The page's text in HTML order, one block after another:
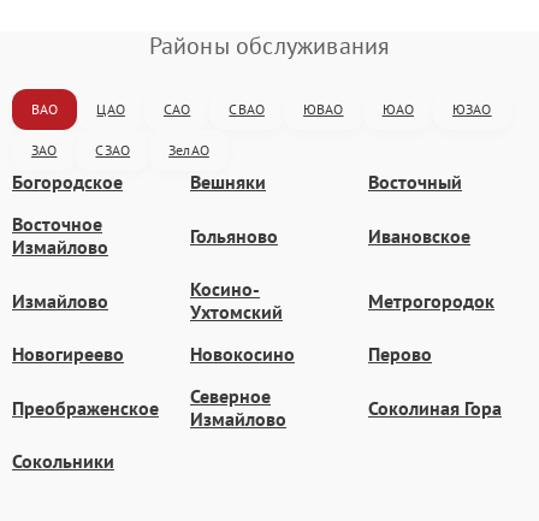
Районы обслуживания
ВАО ЦАО САО СВАО ЮВАО ЮАО ЮЗАО
ЗАО СЗАО ЗелАО
Богородское Вешняки
Восточный
Восточное
Измайлово
Гольяново Ивановское
Измайлово
Косино-
Ухтомский
Метрогородок
Новогиреево Новокосино Перово
Преображенское
Северное
Измайлово
Соколиная Гора
Сокольники